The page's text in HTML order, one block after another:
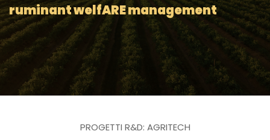
ruminant welfARE management
PROGETTI R&D: AGRITECH